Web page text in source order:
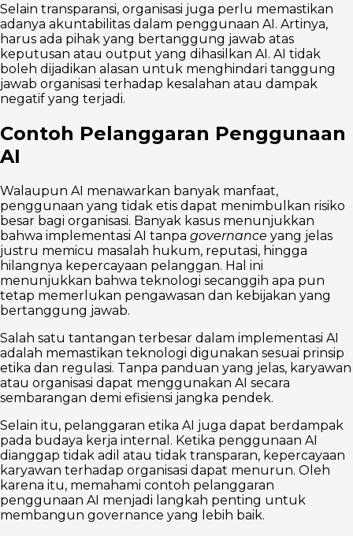
Selain transparansi, organisasi juga perlu memastikan
adanya akuntabilitas dalam penggunaan AI. Artinya,
harus ada pihak yang bertanggung jawab atas
keputusan atau output yang dihasilkan AI. AI tidak
boleh dijadikan alasan untuk menghindari tanggung
jawab organisasi terhadap kesalahan atau dampak
negatif yang terjadi.
Contoh Pelanggaran Penggunaan
AI
Walaupun AI menawarkan banyak manfaat,
penggunaan yang tidak etis dapat menimbulkan risiko
besar bagi organisasi. Banyak kasus menunjukkan
bahwa implementasi AI tanpa governance yang jelas
justru memicu masalah hukum, reputasi, hingga
hilangnya kepercayaan pelanggan. Hal ini
menunjukkan bahwa teknologi secanggih apa pun
tetap memerlukan pengawasan dan kebijakan yang
bertanggung jawab.
Salah satu tantangan terbesar dalam implementasi AI
adalah memastikan teknologi digunakan sesuai prinsip
etika dan regulasi. Tanpa panduan yang jelas, karyawan
atau organisasi dapat menggunakan AI secara
sembarangan demi efisiensi jangka pendek.
Selain itu, pelanggaran etika AI juga dapat berdampak
pada budaya kerja internal. Ketika penggunaan AI
dianggap tidak adil atau tidak transparan, kepercayaan
karyawan terhadap organisasi dapat menurun. Oleh
karena itu, memahami contoh pelanggaran
penggunaan AI menjadi langkah penting untuk
membangun governance yang lebih baik.